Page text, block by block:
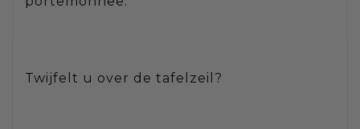
Twijfelt u over de tafelzeil?